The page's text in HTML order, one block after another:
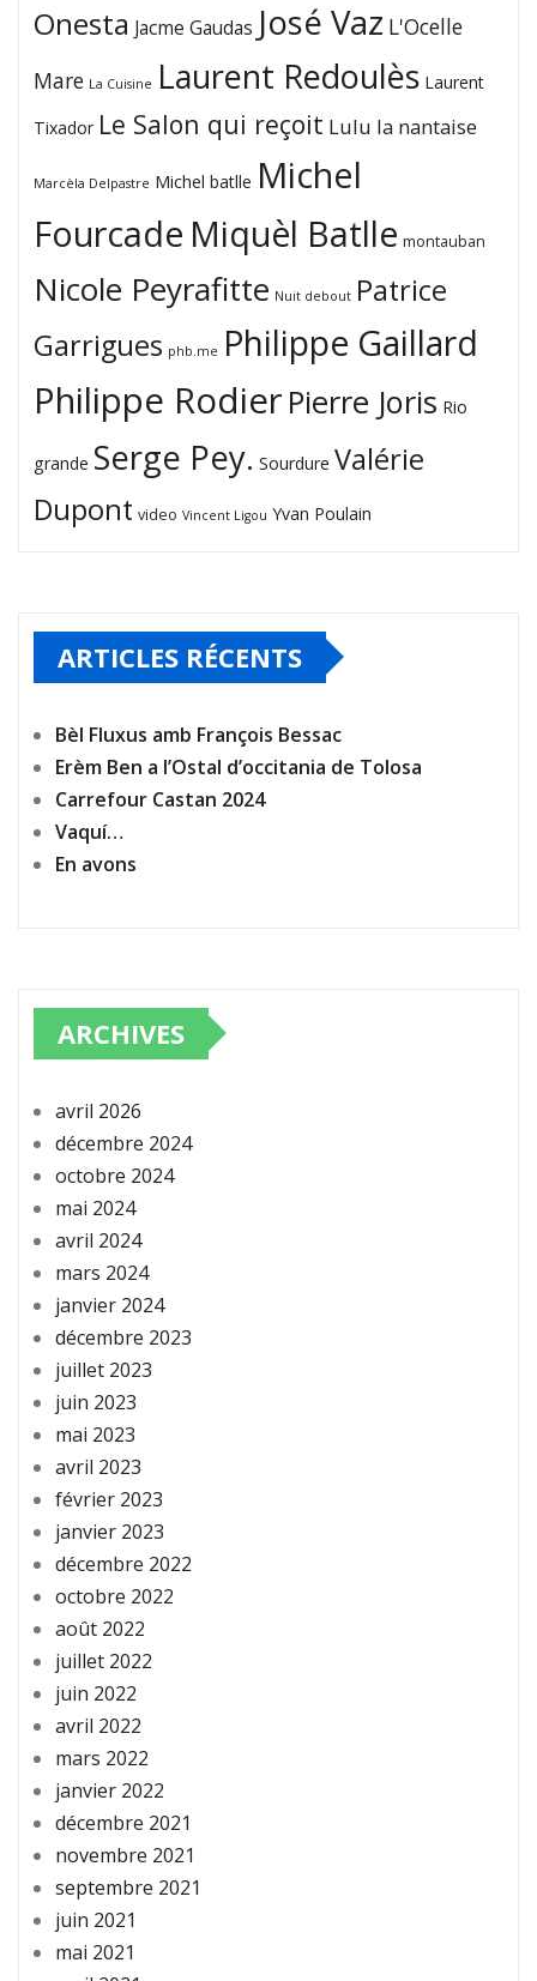
Onesta Jacme Gaudas José Vaz L'Ocelle
Mare La Cuisine Laurent Redoulès Laurent
Tixador Le Salon qui reçoit Lulu la nantaise
Marcèla Delpastre Michel batlle Michel
Fourcade Miquèl Batlle montauban
Nicole Peyrafitte Nuit debout Patrice
Garrigues phb.me Philippe Gaillard
Philippe Rodier Pierre Joris Rio
grande Serge Pey. Sourdure Valérie
Dupont video Vincent Ligou Yvan Poulain
ARTICLES RÉCENTS
Bèl Fluxus amb François Bessac
Erèm Ben a l’Ostal d’occitania de Tolosa
Carrefour Castan 2024
Vaquí…
En avons
ARCHIVES
avril 2026
décembre 2024
octobre 2024
mai 2024
avril 2024
mars 2024
janvier 2024
décembre 2023
juillet 2023
juin 2023
mai 2023
avril 2023
février 2023
janvier 2023
décembre 2022
octobre 2022
août 2022
juillet 2022
juin 2022
avril 2022
mars 2022
janvier 2022
décembre 2021
novembre 2021
septembre 2021
juin 2021
mai 2021